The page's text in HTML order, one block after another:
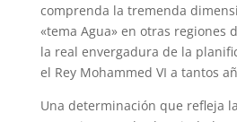
comprenda la tremenda
«tema Agua» en otras regiones
la real envergadura de la
el Rey Mohammed VI a tantos
Una determinación que refleja